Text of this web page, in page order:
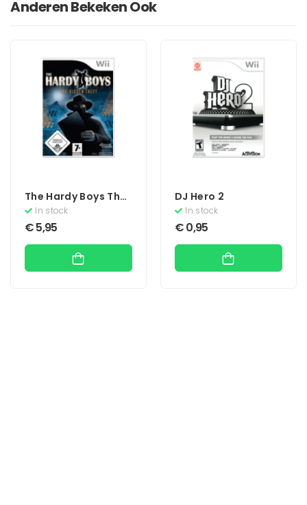
Anderen Bekeken Ook
The Hardy Boys The
Hidden Theft
In stock
€5,95
DJ Hero 2
In stock
€0,95